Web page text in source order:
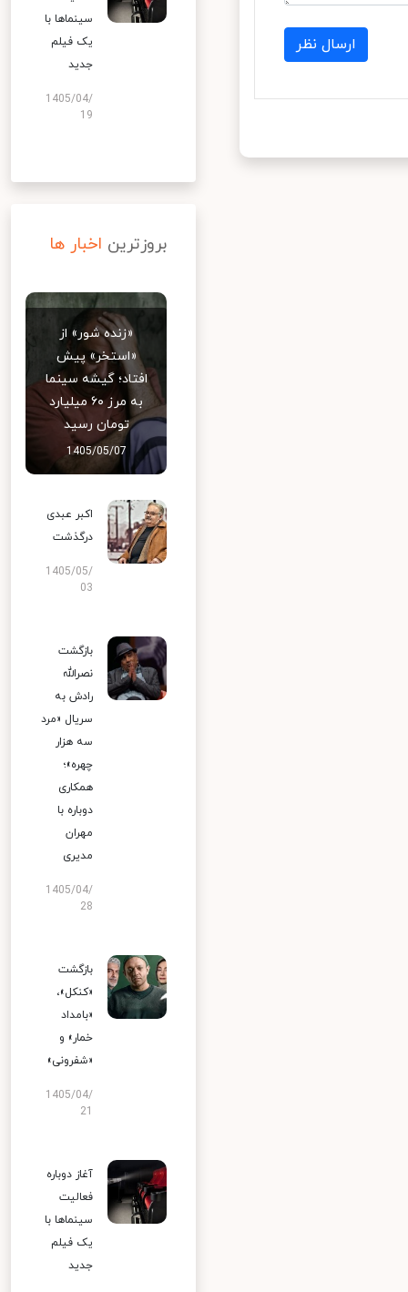
ارسال نظر
سینماها با
یک فیلم
جدید
1405/04/
19
بروزترین اخبار ها
«زنده شور» از
«استخر» پیش
افتاد؛ گیشه سینما
به مرز ۶۰ میلیارد
تومان رسید
1405/05/07
اکبر عبدی
درگذشت
1405/05/
03
بازگشت
نصرالله
رادش به
سریال «مرد
سه هزار
چهره»؛
همکاری
دوباره با
مهران
مدیری
1405/04/
28
بازگشت
«کنکل»،
«بامداد
خمار» و
«شفرونی»
1405/04/
آغاز دوباره
فعالیت
سینماها با
یک فیلم
جدید